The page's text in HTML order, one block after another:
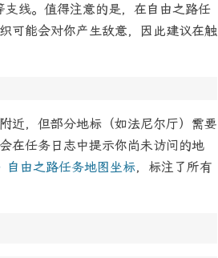
支线。值得注意的是，在自由之路任
可能会对你产生敌意，因此建议在触
近，但部分地标（如法尼尔厅）需要
在任务日志中提示你尚未访问的地
自由之路任务地图坐标，标注了所有